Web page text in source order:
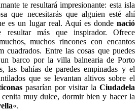
te resultará impresionante: esta isla
que necesitarás que alguien esté ahí
es un lugar real. Aquí es donde nació
más que inspirador. Ofrece
muchos rincones con encantos
Entre las cosas que puedes
un barco por la villa balnearia de Porto
las bahías de paredes empinadas y el
que se levantan altivos sobre el
pasarían por visitar la Ciudadela
muy dulce, dormir bien y hacer la
«.